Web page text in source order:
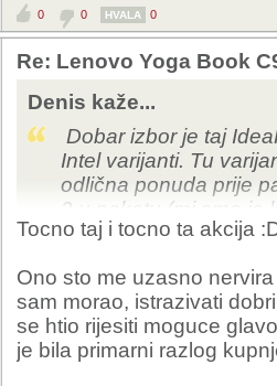
0 0 HVALA 0
Re: Lenovo Yoga Book
Denis kaže...
Dobar izbor je taj
Intel varijanti. Tu
odlična ponuda prije
2 u paketu (mi smo je
baterija.
Tocno taj i tocno ta akcija
Ono sto me uzasno
sam morao, istrazivati
se htio rijesiti moguce
je bila primarni razlog